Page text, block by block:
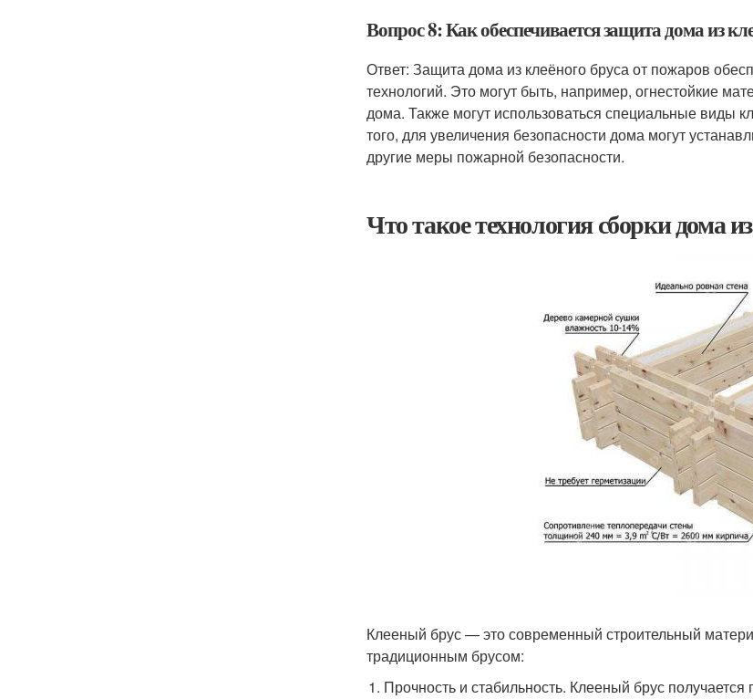
Вопрос 8: Как обеспечивается защита дома из
Ответ: Защита дома из клеёного бруса от пожаров
технологий. Это могут быть, например, огнестойкие
дома. Также могут использоваться специальные виды
того, для увеличения безопасности дома могут
другие меры пожарной безопасности.
Что такое технология сборки дома
Клееный брус — это современный строительный
традиционным брусом:
Прочность и стабильность. Клееный брус